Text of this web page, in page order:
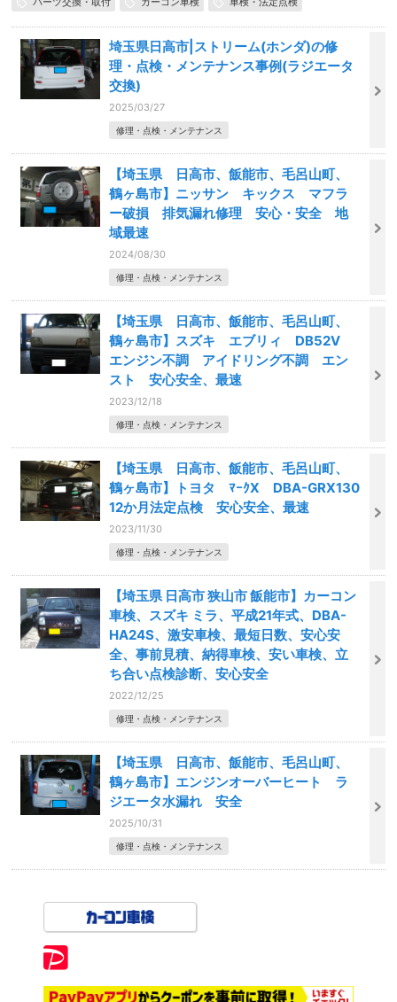
埼玉県日高市|ストリーム(ホンダ)の修
理・点検・メンテナンス事例(ラジエータ
交換)
2025/03/27
修理・点検・メンテナンス
【埼玉県 日高市、飯能市、毛呂山町、
鶴ヶ島市】ニッサン キックス マフラ
ー破損 排気漏れ修理 安心・安全 地
域最速
2024/08/30
修理・点検・メンテナンス
【埼玉県 日高市、飯能市、毛呂山町、
鶴ヶ島市】スズキ エブリィ DB52V
エンジン不調 アイドリング不調 エン
スト 安心安全、最速
2023/12/18
修理・点検・メンテナンス
【埼玉県 日高市、飯能市、毛呂山町、
鶴ヶ島市】トヨタ ﾏｰｸX DBA-GRX130
12か月法定点検 安心安全、最速
2023/11/30
修理・点検・メンテナンス
【埼玉県 日高市 狭山市 飯能市】カーコン
車検、スズキ ミラ、平成21年式、DBA-
HA24S、激安車検、最短日数、安心安
全、事前見積、納得車検、安い車検、立
ち合い点検診断、安心安全
2022/12/25
修理・点検・メンテナンス
【埼玉県 日高市、飯能市、毛呂山町、
鶴ヶ島市】エンジンオーバーヒート ラ
ジエータ水漏れ 安全
2025/10/31
修理・点検・メンテナンス